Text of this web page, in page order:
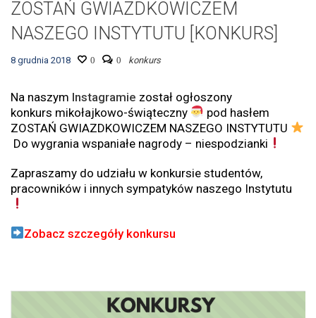
ZOSTAŃ GWIAZDKOWICZEM
NASZEGO INSTYTUTU [KONKURS]
8 grudnia 2018 0 0 konkurs
Na naszym Instagramie został ogłoszony
konkurs mikołajkowo-świąteczny
pod hasłem
ZOSTAŃ GWIAZDKOWICZEM NASZEGO INSTYTUTU
Do wygrania wspaniałe nagrody – niespodzianki
Zapraszamy do udziału w konkursie studentów,
pracowników i innych sympatyków naszego Instytutu
Zobacz szczegóły konkursu